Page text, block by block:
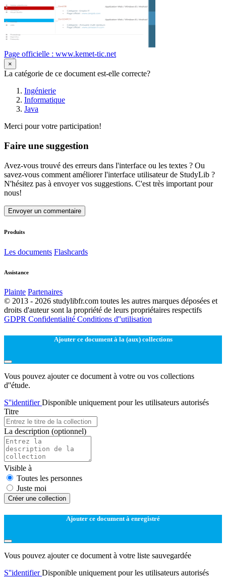
Page officielle : www.kemet-tic.net
×
La catégorie de ce document est-elle correcte?
Ingénierie
Informatique
Java
Merci pour votre participation!
Faire une suggestion
Avez-vous trouvé des erreurs dans l'interface ou les textes ? Ou
savez-vous comment améliorer l'interface utilisateur de StudyLib ?
N'hésitez pas à envoyer vos suggestions. C'est très important pour
nous!
Envoyer un commentaire
Produits
Les documents Flashcards
Assistance
Plainte Partenaires
© 2013 - 2026 studylibfr.com toutes les autres marques déposées et
droits d'auteur sont la propriété de leurs propriétaires respectifs
GDPR Confidentialité Conditions d''utilisation
Ajouter ce document à la (aux) collections
Vous pouvez ajouter ce document à votre ou vos collections
d''étude.
S''identifierDisponible uniquement pour les utilisateurs autorisés
Titre
La description (optionnel)
Visible à
Toutes les personnes
Juste moi
Créer une collection
Ajouter ce document à enregistré
Vous pouvez ajouter ce document à votre liste sauvegardée
S''identifierDisponible uniquement pour les utilisateurs autorisés